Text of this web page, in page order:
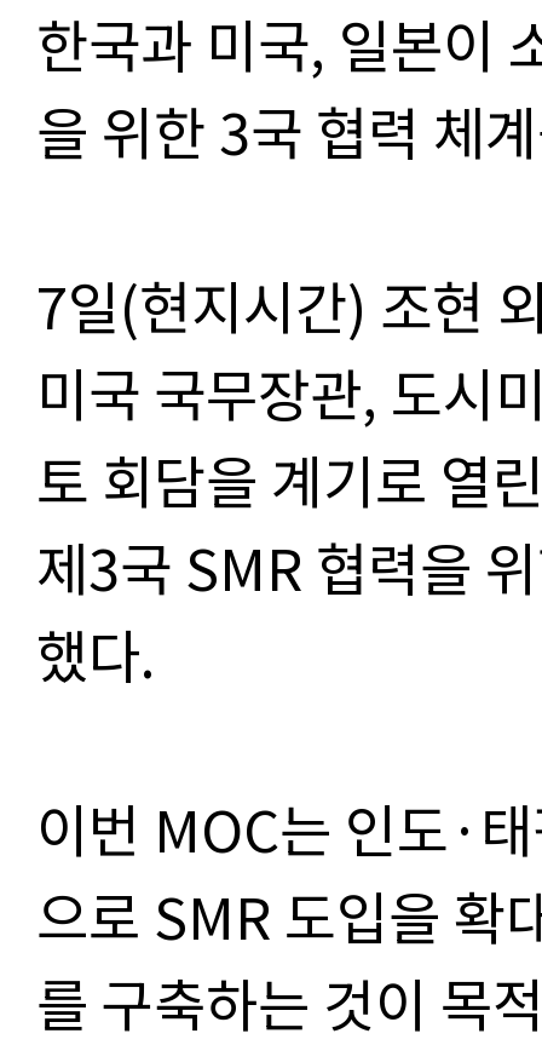
한국과 미국, 일본이
을 위한 3국 협력 체
7일(현지시간) 조현
미국 국무장관, 도시
토 회담을 계기로 열
제3국 SMR 협력을
했다.
이번 MOC는 인도·
으로 SMR 도입을 확
를 구축하는 것이 목